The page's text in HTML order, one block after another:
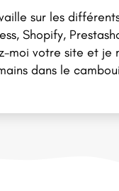
sur les
Shopify,
moi votre site et je
dans le